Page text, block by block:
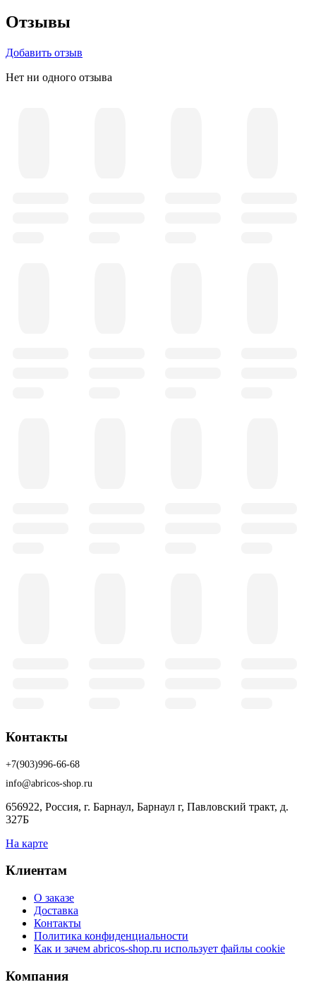
Отзывы
Добавить отзыв
Нет ни одного отзыва
Контакты
+7(903)996-66-68
info@abricos-shop.ru
656922, Россия, г. Барнаул, Барнаул г, Павловский тракт, д.
327Б
На карте
Клиентам
О заказе
Доставка
Контакты
Политика конфиденциальности
Как и зачем abricos-shop.ru использует файлы cookie
Компания